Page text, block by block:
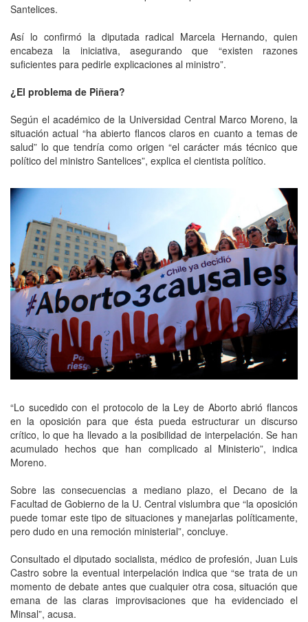
Santelices.
Así lo confirmó la diputada radical Marcela Hernando, quien
encabeza la iniciativa, asegurando que “existen razones
suficientes para pedirle explicaciones al ministro”.
¿El problema de Piñera?
Según el académico de la Universidad Central Marco Moreno, la
situación actual “ha abierto flancos claros en cuanto a temas de
salud” lo que tendría como origen “el carácter más técnico que
político del ministro Santelices”, explica el cientista político.
“Lo sucedido con el protocolo de la Ley de Aborto abrió flancos
en la oposición para que ésta pueda estructurar un discurso
crítico, lo que ha llevado a la posibilidad de interpelación. Se han
acumulado hechos que han complicado al Ministerio”, indica
Moreno.
Sobre las consecuencias a mediano plazo, el Decano de la
Facultad de Gobierno de la U. Central vislumbra que “la oposición
puede tomar este tipo de situaciones y manejarlas políticamente,
pero dudo en una remoción ministerial”, concluye.
Consultado el diputado socialista, médico de profesión, Juan Luis
Castro sobre la eventual interpelación indica que “se trata de un
momento de debate antes que cualquier otra cosa, situación que
emana de las claras improvisaciones que ha evidenciado el
Minsal”, acusa.